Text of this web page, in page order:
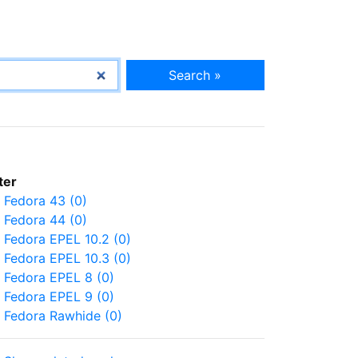
Search »
Fedora 43 (0)
Fedora 44 (0)
Fedora EPEL 10.2 (0)
Fedora EPEL 10.3 (0)
Fedora EPEL 8 (0)
Fedora EPEL 9 (0)
Fedora Rawhide (0)